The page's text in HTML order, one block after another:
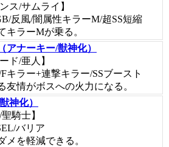
ス/サムライ】
反風/闇属性キラーM/超SS短縮
キラーMが乗る。
アナーキー/獣神化）
ド/亜人】
キラー+連撃キラー/SSブースト
友情がボスへの火力になる。
神化）
騎士】
バリア
メを軽減できる。